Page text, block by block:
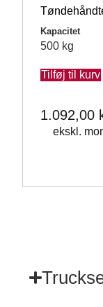
Kapacitet
500 kg
Tilføj til kurv
1.092,00
ekskl.